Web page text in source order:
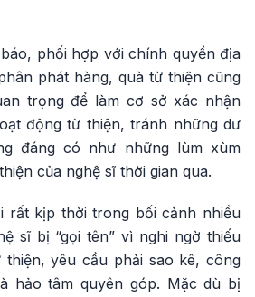
phối hợp với chính quyền địa
phát hàng, quà từ thiện cũng
trọng để làm cơ sở xác nhận
động từ thiện, tránh những dư
đáng có như những lùm xùm
của nghệ sĩ thời gian qua.
rất kịp thời trong bối cảnh nhiều
sĩ bị “gọi tên” vì nghi ngờ thiếu
yêu cầu phải sao kê, công
hảo tâm quyên góp. Mặc dù bị